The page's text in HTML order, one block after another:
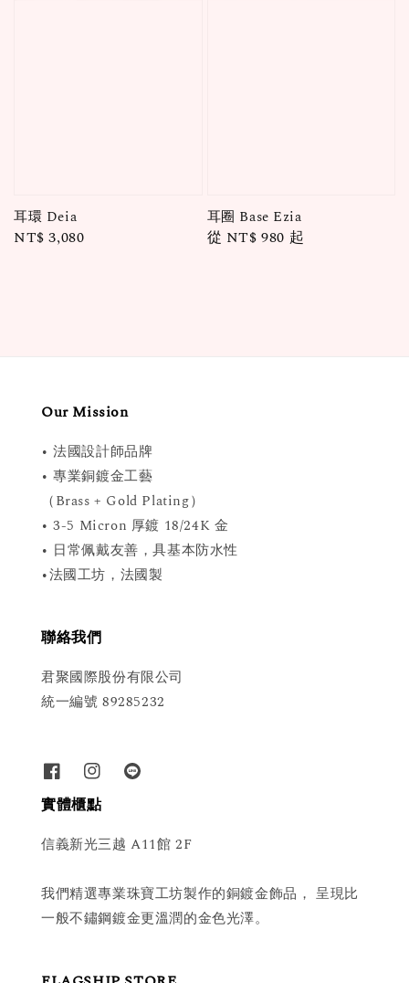
耳環 Deia
Regular
NT$ 3,080
耳圈 Base Ezia
Regular
從 NT$ 980 起
Our Mission
• 法國設計師品牌
• 專業銅鍍金工藝
（Brass + Gold Plating）
• 3-5 Micron 厚鍍 18/24K 金
• 日常佩戴友善，具基本防水性
•法國工坊，法國製
聯絡我們
君聚國際股份有限公司
統一編號 89285232
實體櫃點
信義新光三越 A11館 2F
我們精選專業珠寶工坊製作的銅鍍金飾品， 呈現比
一般不鏽鋼鍍金更溫潤的金色光澤。